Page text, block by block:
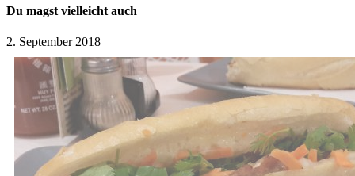
Du magst vielleicht auch
2. September 2018